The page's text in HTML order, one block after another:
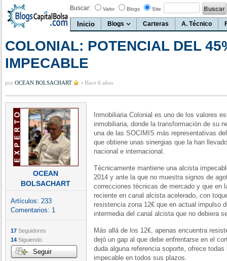
Buscar: Valor Blogs Site
Inicio Blogs Carteras A. Técnico
COLONIAL: POTENCIAL DEL
IMPECABLE
por OCEAN BOLSACHART • Hace 6 años
OCEAN
BOLSACHART
Artículos: 233
Comentarios: 1
17 Seguidores
14 Siguiendo
Seguir
Inmobiliaria Colonial es uno de los valores
inmobiliaria, donde la transformación de su
una de las SOCIMIS más representativas
que obtiene unas sinergias que la han
nacional e internacional.
Técnicamente mantiene una alcista
2014 y ante la que no muestra signos de
correcciones técnicas de mercado y que en
reciente en canal alcista acelerado, con
resistencia zona 12€ que en actual impulso
intermedia del canal alcista que no debiera
Más allá de los 12€, apenas encuentra
dejó un gap al que debe enfrentarse en el
duda alguna referencia soporte, ofrece
impecable en todos sus plazos.